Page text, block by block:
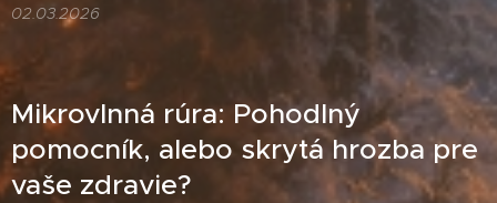
02.03.2026
Mikrovlnná rúra: Pohodlný
pomocník, alebo skrytá hrozba pre
vaše zdravie?